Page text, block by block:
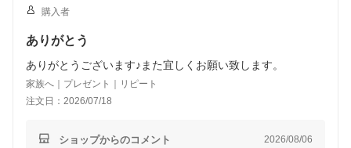
購入者
ありがとう
ありがとうございます♪また宜しくお願い致します。
家族へ｜プレゼント｜リピート
注文日：2026/07/18
ショップからのコメント 2026/08/06